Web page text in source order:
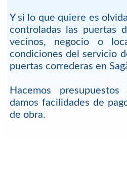
Y si lo que quiere es
controladas las puertas
vecinos, negocio o
condiciones del servicio
puertas correderas en
Hacemos
damos facilidades de
de obra.